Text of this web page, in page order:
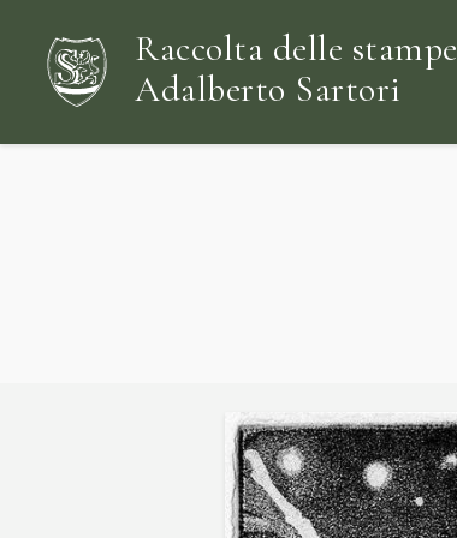
Raccolta delle stampe
Adalberto Sartori